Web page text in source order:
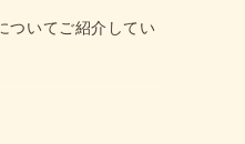
ついてご紹介してい